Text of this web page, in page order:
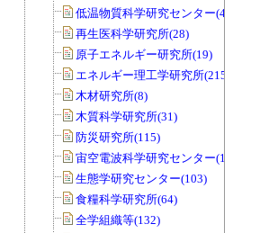
低温物質科学研究センター(45)
再生医科学研究所(28)
原子エネルギー研究所(19)
エネルギー理工学研究所(215)
木材研究所(8)
木質科学研究所(31)
防災研究所(115)
宙空電波科学研究センター(11)
生態学研究センター(103)
食糧科学研究所(64)
全学組織等(132)